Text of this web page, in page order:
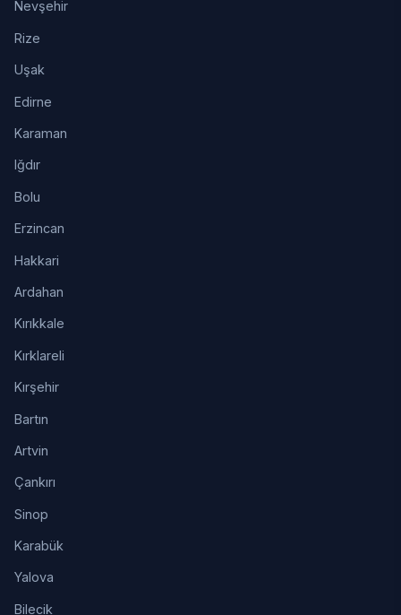
Nevşehir
Rize
Uşak
Edirne
Karaman
Iğdır
Bolu
Erzincan
Hakkari
Ardahan
Kırıkkale
Kırklareli
Kırşehir
Bartın
Artvin
Çankırı
Sinop
Karabük
Yalova
Bilecik